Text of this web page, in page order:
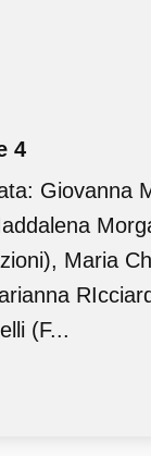
4
Giovanna
Maria
(F...